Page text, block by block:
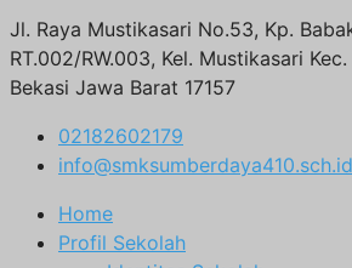
Jl. Raya Mustikasari No.53, Kp.
RT.002/RW.003, Kel. Mustikasari
Bekasi Jawa Barat 17157
02182602179
info@smksumberdaya410.sch.id
Home
Profil Sekolah